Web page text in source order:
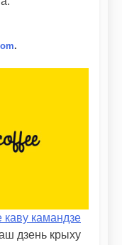
.
каву камандзе
дзень крыху